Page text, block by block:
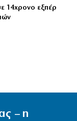
14χρονο εξπέρ
– η